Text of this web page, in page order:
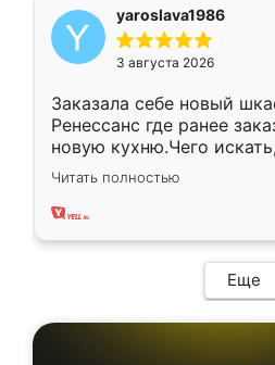
yaroslava1986
3 августа 2026
Заказала себе новый
Ренессанс где ранее
новую кухню.Чего
вполне довольна. Служит
два года, нареканий нет.
Читать полностью
Еще